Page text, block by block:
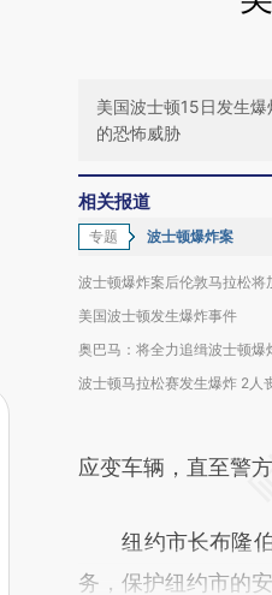
美国波士顿15日发生
的恐怖威胁
相关报道
专题 波士顿爆炸案
波士顿爆炸案后伦敦马拉松将
美国波士顿发生爆炸事件
奥巴马：将全力追缉波士顿爆
波士顿马拉松赛发生爆炸 2人
应变车辆，直至警
纽约市长布隆伯
务，保护纽约市的安